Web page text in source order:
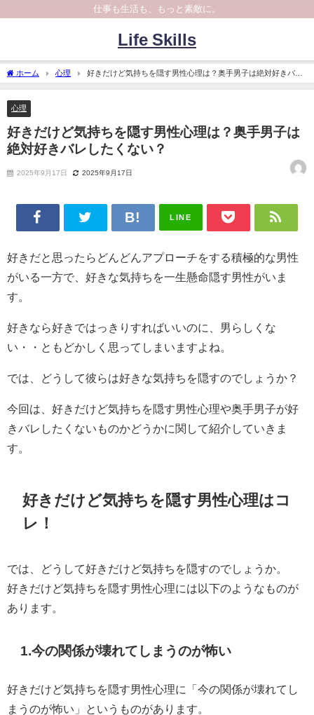
仕事も生活も、もっと素敵に。
Life Skills
ホーム 心理
好きだけど気持ちを隠す男性心理は？奥手男子は絶対好きバレ
したくない？
心理
好きだけど気持ちを隠す男性心理は？奥手男子は
絶対好きバレしたくない？
2025年9月17日 2025年9月17日
LINE
好きだと思ったらどんどんアプローチをする積極的な男性
がいる一方で、好きな気持ちを一生懸命隠す男性がいま
す。
好きなら好きではっきりすればいいのに、男らしくな
い・・ともどかしく思ってしまいますよね。
では、どうして彼らは好きな気持ちを隠すのでしょうか？
今回は、好きだけど気持ちを隠す男性心理や奥手男子が好
きバレしたくないものかどうかに関して紹介していきま
す。
好きだけど気持ちを隠す男性心理はコ
レ！
では、どうして好きだけど気持ちを隠すのでしょうか。
好きだけど気持ちを隠す男性心理には以下のようなものが
あります。
1.今の関係が壊れてしまうのが怖い
好きだけど気持ちを隠す男性心理に「今の関係が壊れてし
まうのが怖い」というものがあります。